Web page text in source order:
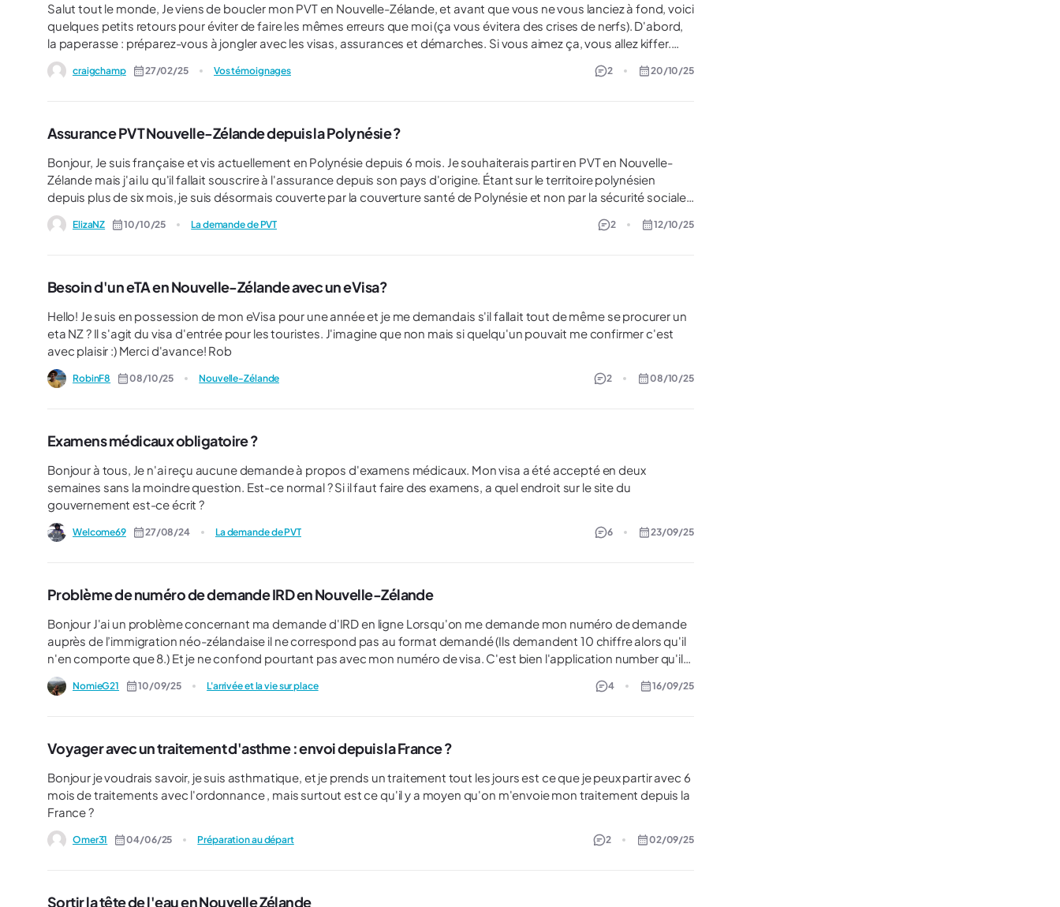
Salut tout le monde, Je viens de boucler mon PVT en Nouvelle-Zélande, et avant que vous ne vous lanciez à fond, voici
quelques petits retours pour éviter de faire les mêmes erreurs que moi (ça vous évitera des crises de nerfs). D'abord,
la paperasse : préparez-vous à jongler avec les visas, assurances et démarches. Si vous aimez ça, vous allez kiffer.
Sinon… vous allez pleurer un peu. Moi, j’ai failli me retrouver sans assurance, alors lisez les petits caractères. Ensuite,
niveau job : si vous êtes prêts à bosser dans les bars ou la ferme, c’est assez simple de trouver quelque chose. Mais si
s’adapte… ou on vend un rein pour payer le loyer.
craigchamp 27/02/25 Vos témoignages 2 20/10/25
Assurance PVT Nouvelle-Zélande depuis la Polynésie ?
Bonjour, Je suis française et vis actuellement en Polynésie depuis 6 mois. Je souhaiterais partir en PVT en Nouvelle-
Zélande mais j'ai lu qu'il fallait souscrire à l'assurance depuis son pays d'origine. Étant sur le territoire polynésien
depuis plus de six mois, je suis désormais couverte par la couverture santé de Polynésie et non par la sécurité sociale
ElizaNZ 10/10/25 La demande de PVT 2 12/10/25
Besoin d'un eTA en Nouvelle-Zélande avec un eVisa?
Hello! Je suis en possession de mon eVisa pour une année et je me demandais s'il fallait tout de même se procurer un
eta NZ ? Il s'agit du visa d'entrée pour les touristes. J'imagine que non mais si quelqu'un pouvait me confirmer c'est
avec plaisir :) Merci d'avance! Rob
RobinF8 08/10/25 Nouvelle-Zélande 2 08/10/25
Examens médicaux obligatoire ?
Bonjour à tous, Je n'ai reçu aucune demande à propos d'examens médicaux. Mon visa a été accepté en deux
semaines sans la moindre question. Est-ce normal ? Si il faut faire des examens, a quel endroit sur le site du
gouvernement est-ce écrit ?
Welcome69 27/08/24 La demande de PVT 6 23/09/25
Problème de numéro de demande IRD en Nouvelle-Zélande
Bonjour J'ai un problème concernant ma demande d'IRD en ligne Lorsqu'on me demande mon numéro de demande
auprès de l’immigration néo-zélandaise il ne correspond pas au format demandé (Ils demandent 10 chiffre alors qu'il
n'en comporte que 8.) Et je ne confond pourtant pas avec mon numéro de visa. C'est bien l'application number qu'il
NomieG21 10/09/25 L'arrivée et la vie sur place 4 16/09/25
Voyager avec un traitement d'asthme : envoi depuis la France ?
Bonjour je voudrais savoir, je suis asthmatique, et je prends un traitement tout les jours est ce que je peux partir avec 6
mois de traitements avec l'ordonnance , mais surtout est ce qu'il y a moyen qu'on m'envoie mon traitement depuis la
France ?
Omer31 04/06/25 Préparation au départ 2 02/09/25
Sortir la tête de l'eau en Nouvelle Zélande